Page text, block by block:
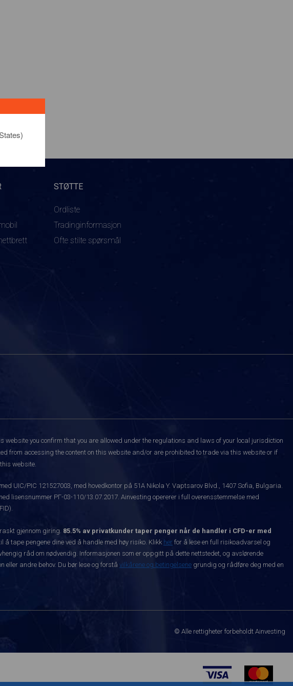
STØTTE
Ordliste
Tradinginformasjon
Ofte stilte spørsmål
website you confirm that you are allowed under the regulations and laws of your local jurisdiction
from accessing the content on this website and/or are prohibited to trade via this website or if
website.
UIC/PIC 121527003, med hovedkontor på 51A Nikola Y. Vaptsarov Blvd., 1407 Sofia, Bulgaria.
lisensnummer РГ-03-110/13.07.2017. Ainvesting opererer i full overensstemmelse med
gjennom giring. 85.5% av privatkunder taper penger når de handler i CFD-er med
tape pengene dine ved å handle med høy risiko. Klikk her for å lese en full risikoadvarsel og
råd om nødvendig. Informasjonen som er oppgitt på dette nettstedet, og avslørende
eller andre behov. Du bør lese og forstå vilkårene og betingelsene grundig og rådføre deg med en
© Alle rettigheter forbeholdt Ainvesting